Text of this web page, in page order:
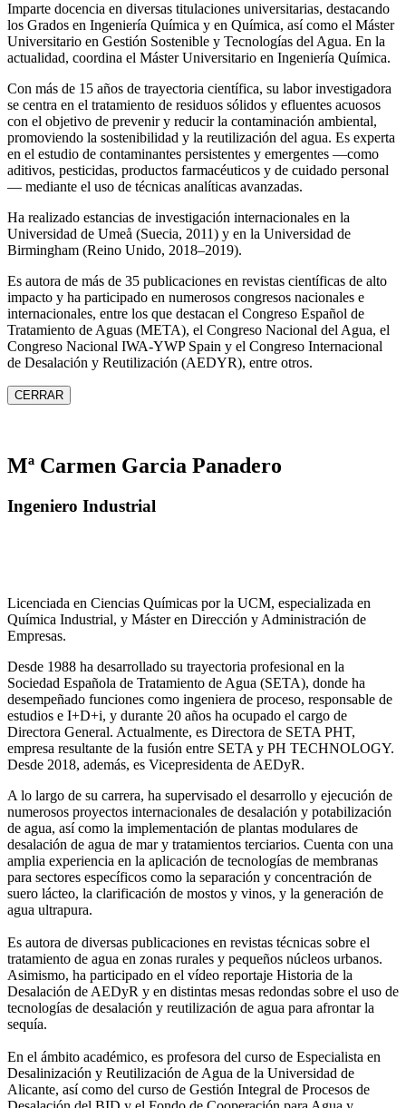
Imparte docencia en diversas titulaciones universitarias, destacando
los Grados en Ingeniería Química y en Química, así como el Máster
Universitario en Gestión Sostenible y Tecnologías del Agua. En la
actualidad, coordina el Máster Universitario en Ingeniería Química.
Con más de 15 años de trayectoria científica, su labor investigadora
se centra en el tratamiento de residuos sólidos y efluentes acuosos
con el objetivo de prevenir y reducir la contaminación ambiental,
promoviendo la sostenibilidad y la reutilización del agua. Es experta
en el estudio de contaminantes persistentes y emergentes —como
aditivos, pesticidas, productos farmacéuticos y de cuidado personal
— mediante el uso de técnicas analíticas avanzadas.
Ha realizado estancias de investigación internacionales en la
Universidad de Umeå (Suecia, 2011) y en la Universidad de
Birmingham (Reino Unido, 2018–2019).
Es autora de más de 35 publicaciones en revistas científicas de alto
impacto y ha participado en numerosos congresos nacionales e
internacionales, entre los que destacan el Congreso Español de
Tratamiento de Aguas (META), el Congreso Nacional del Agua, el
Congreso Nacional IWA‑YWP Spain y el Congreso Internacional
de Desalación y Reutilización (AEDYR), entre otros.
CERRAR
Mª Carmen Garcia Panadero
Ingeniero Industrial
Licenciada en Ciencias Químicas por la UCM, especializada en
Química Industrial, y Máster en Dirección y Administración de
Empresas.
Desde 1988 ha desarrollado su trayectoria profesional en la
Sociedad Española de Tratamiento de Agua (SETA), donde ha
desempeñado funciones como ingeniera de proceso, responsable de
estudios e I+D+i, y durante 20 años ha ocupado el cargo de
Directora General. Actualmente, es Directora de SETA PHT,
empresa resultante de la fusión entre SETA y PH TECHNOLOGY.
Desde 2018, además, es Vicepresidenta de AEDyR.
A lo largo de su carrera, ha supervisado el desarrollo y ejecución de
numerosos proyectos internacionales de desalación y potabilización
de agua, así como la implementación de plantas modulares de
desalación de agua de mar y tratamientos terciarios. Cuenta con una
amplia experiencia en la aplicación de tecnologías de membranas
para sectores específicos como la separación y concentración de
suero lácteo, la clarificación de mostos y vinos, y la generación de
agua ultrapura.
Es autora de diversas publicaciones en revistas técnicas sobre el
tratamiento de agua en zonas rurales y pequeños núcleos urbanos.
Asimismo, ha participado en el vídeo reportaje Historia de la
Desalación de AEDyR y en distintas mesas redondas sobre el uso de
tecnologías de desalación y reutilización de agua para afrontar la
sequía.
En el ámbito académico, es profesora del curso de Especialista en
Desalinización y Reutilización de Agua de la Universidad de
Alicante, así como del curso de Gestión Integral de Procesos de